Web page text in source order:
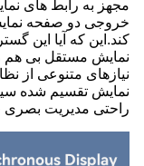
خروجی دو صفحه
کند.این که آیا این
نمایش مستقل بی هم
نیازهای متنوعی از
نمایش تقسیم شده
راحتی مدیریت بصری